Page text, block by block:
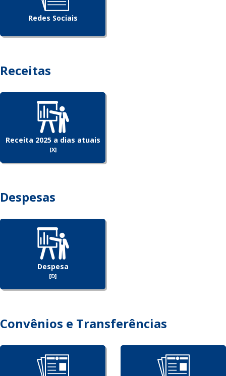
Redes Sociais
Receitas
Receita 2025 a dias atuais
[X]
Despesas
Despesa
[D]
Convênios e Transferências